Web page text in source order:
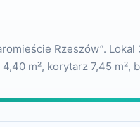
Rzeszów”.
m², korytarz 7,45 m²,